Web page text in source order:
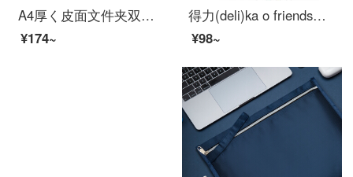
A4厚く皮面文件夹双夹 皮质强力单夹资料夹谈单本ビジネス销售夹合同夹协议夹签约本致辞夹朗诵夹定制logo 黑色-双夹
¥174~
得力(deli)ka o friends学生资料册A 4/40ページのル-ズリフフォルダの答案用纸の资料を分科して袋を収纳します72506とと桃
¥98~